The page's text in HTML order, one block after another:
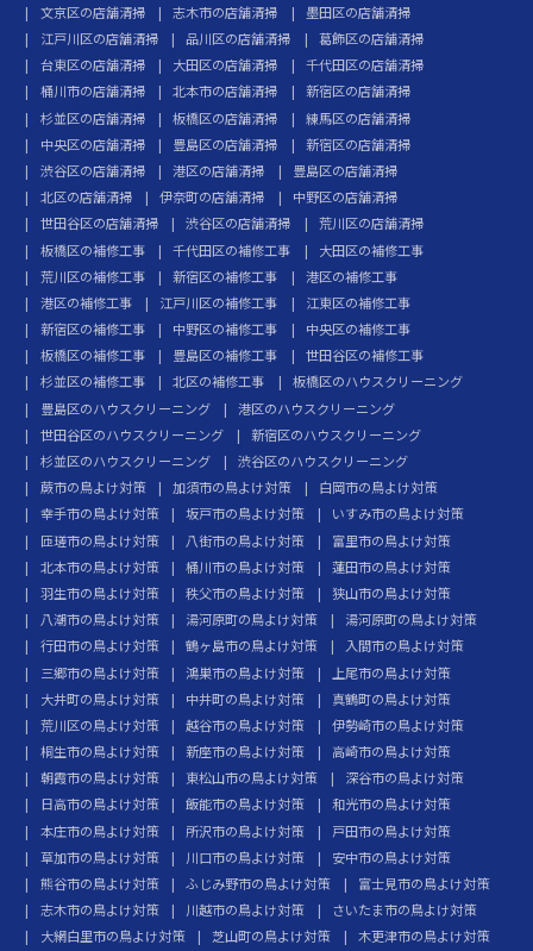
文京区の店舗清掃
志木市の店舗清掃
墨田区の店舗清掃
江戸川区の店舗清掃
品川区の店舗清掃
葛飾区の店舗清掃
台東区の店舗清掃
大田区の店舗清掃
千代田区の店舗清掃
桶川市の店舗清掃
北本市の店舗清掃
新宿区の店舗清掃
杉並区の店舗清掃
板橋区の店舗清掃
練馬区の店舗清掃
中央区の店舗清掃
豊島区の店舗清掃
新宿区の店舗清掃
渋谷区の店舗清掃
港区の店舗清掃
豊島区の店舗清掃
北区の店舗清掃
伊奈町の店舗清掃
中野区の店舗清掃
世田谷区の店舗清掃
渋谷区の店舗清掃
荒川区の店舗清掃
板橋区の補修工事
千代田区の補修工事
大田区の補修工事
荒川区の補修工事
新宿区の補修工事
港区の補修工事
港区の補修工事
江戸川区の補修工事
江東区の補修工事
新宿区の補修工事
中野区の補修工事
中央区の補修工事
板橋区の補修工事
豊島区の補修工事
世田谷区の補修工事
杉並区の補修工事
北区の補修工事
板橋区のハウスクリーニング
豊島区のハウスクリーニング
港区のハウスクリーニング
世田谷区のハウスクリーニング
新宿区のハウスクリーニング
杉並区のハウスクリーニング
渋谷区のハウスクリーニング
蕨市の鳥よけ対策
加須市の鳥よけ対策
白岡市の鳥よけ対策
幸手市の鳥よけ対策
坂戸市の鳥よけ対策
いすみ市の鳥よけ対策
匝瑳市の鳥よけ対策
八街市の鳥よけ対策
富里市の鳥よけ対策
北本市の鳥よけ対策
桶川市の鳥よけ対策
蓮田市の鳥よけ対策
羽生市の鳥よけ対策
秩父市の鳥よけ対策
狭山市の鳥よけ対策
八潮市の鳥よけ対策
湯河原町の鳥よけ対策
湯河原町の鳥よけ対策
行田市の鳥よけ対策
鶴ヶ島市の鳥よけ対策
入間市の鳥よけ対策
三郷市の鳥よけ対策
鴻巣市の鳥よけ対策
上尾市の鳥よけ対策
大井町の鳥よけ対策
中井町の鳥よけ対策
真鶴町の鳥よけ対策
荒川区の鳥よけ対策
越谷市の鳥よけ対策
伊勢崎市の鳥よけ対策
桐生市の鳥よけ対策
新座市の鳥よけ対策
高崎市の鳥よけ対策
朝霞市の鳥よけ対策
東松山市の鳥よけ対策
深谷市の鳥よけ対策
日高市の鳥よけ対策
飯能市の鳥よけ対策
和光市の鳥よけ対策
本庄市の鳥よけ対策
所沢市の鳥よけ対策
戸田市の鳥よけ対策
草加市の鳥よけ対策
川口市の鳥よけ対策
安中市の鳥よけ対策
熊谷市の鳥よけ対策
ふじみ野市の鳥よけ対策
富士見市の鳥よけ対策
志木市の鳥よけ対策
川越市の鳥よけ対策
さいたま市の鳥よけ対策
大網白里市の鳥よけ対策
芝山町の鳥よけ対策
木更津市の鳥よけ対策